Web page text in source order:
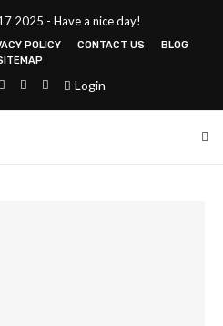
2025 - Have a nice day!
POLICY CONTACT US
BLOG
Login